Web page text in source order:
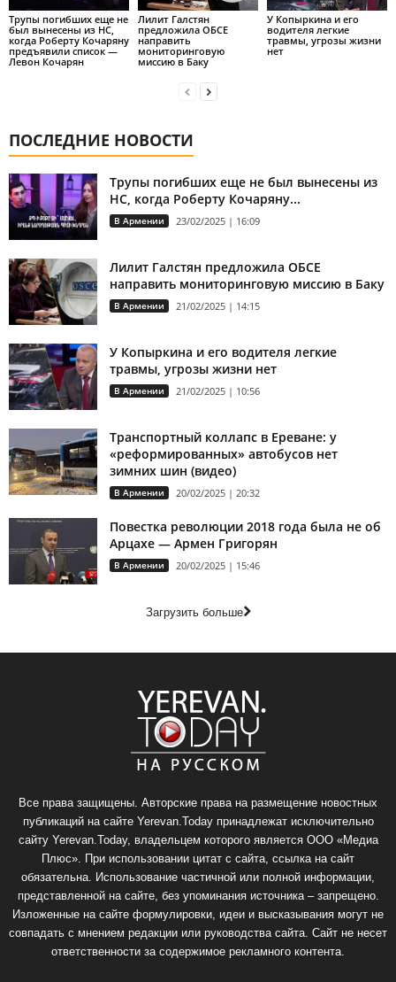
Трупы погибших еще не
был вынесены из НС,
когда Роберту Кочаряну
предъявили список —
Левон Кочарян
Лилит Галстян
предложила ОБСЕ
направить
мониторинговую
миссию в Баку
У Копыркина и его
водителя легкие
травмы, угрозы жизни
нет
ПОСЛЕДНИЕ НОВОСТИ
Трупы погибших еще не был вынесены из
НС, когда Роберту Кочаряну...
В Армении 23/02/2025 | 16:09
Лилит Галстян предложила ОБСЕ
направить мониторинговую миссию в Баку
В Армении 21/02/2025 | 14:15
У Копыркина и его водителя легкие
травмы, угрозы жизни нет
В Армении 21/02/2025 | 10:56
Транспортный коллапс в Ереване: у
«реформированных» автобусов нет
зимних шин (видео)
В Армении 20/02/2025 | 20:32
Повестка революции 2018 года была не об
Арцахе — Армен Григорян
В Армении 20/02/2025 | 15:46
Загрузить больше
Все права защищены. Авторские права на размещение новостных
публикаций на сайте Yerevan.Today принадлежат исключительно
сайту Yerevan.Today, владельцем которого является ООО «Медиа
Плюс». При использовании цитат с сайта, ссылка на сайт
обязательна. Использование частичной или полной информации,
представленной на сайте, без упоминания источника – запрещено.
Изложенные на сайте формулировки, идеи и высказывания могут не
совпадать с мнением редакции или руководства сайта. Сайт не несет
ответственности за содержимое рекламного контента.